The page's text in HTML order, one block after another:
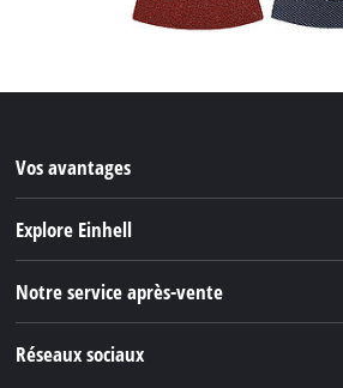
Vos avantages
Explore Einhell
Einhell Germany AG
Notre service après-vente
Réseaux sociaux